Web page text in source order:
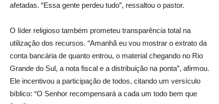
afetadas. “Essa gente perdeu tudo”, ressaltou o pastor.
O líder religioso também prometeu transparência total na
utilização dos recursos. “Amanhã eu vou mostrar o extrato da
conta bancária de quanto entrou, o material chegando no Rio
Grande do Sul, a nota fiscal e a distribuição na ponta”, afirmou.
Ele incentivou a participação de todos, citando um versículo
bíblico: “O Senhor recompensará a cada um todo bem que